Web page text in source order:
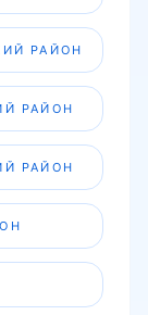
РАЙОН
РАЙОН
РАЙОН